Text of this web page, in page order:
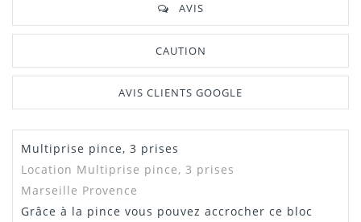
AVIS
CAUTION
AVIS CLIENTS GOOGLE
Multiprise pince, 3 prises
Location Multiprise pince, 3 prises
Marseille Provence
Grâce à la pince vous pouvez accrocher ce bloc